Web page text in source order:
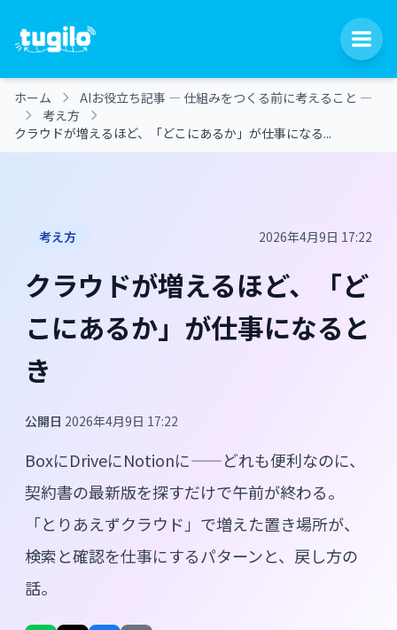
ホーム
AIお役立ち記事 ― 仕組みをつくる前に考えること ―
考え方
クラウドが増えるほど、「どこにあるか」が仕事になる...
考え方 2026年4月9日 17:22
クラウドが増えるほど、「ど
こにあるか」が仕事になると
き
公開日 2026年4月9日 17:22
BoxにDriveにNotionに——どれも便利なのに、
契約書の最新版を探すだけで午前が終わる。
「とりあえずクラウド」で増えた置き場所が、
検索と確認を仕事にするパターンと、戻し方の
話。